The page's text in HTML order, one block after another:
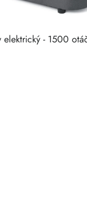
elektrický - 1500